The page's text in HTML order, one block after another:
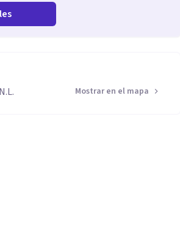
Mostrar en el mapa